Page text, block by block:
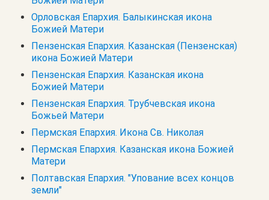
Орловская Епархия. Балыкинская икона
Божией Матери
Пензенская Епархия. Казанская (Пензенская)
икона Божией Матери
Пензенская Епархия. Казанская икона
Божией Матери
Пензенская Епархия. Трубчевская икона
Божьей Матери
Пермская Епархия. Икона Св. Николая
Пермская Епархия. Казанская икона Божией
Матери
Полтавская Епархия. "Упование всех концов
земли"